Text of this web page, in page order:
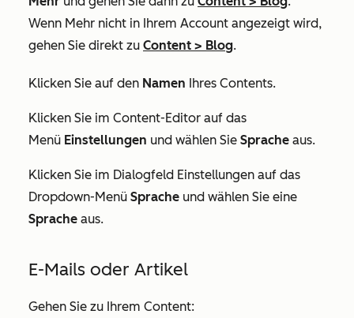
Wenn Mehr nicht in Ihrem Account angezeigt wird,
gehen Sie direkt zu Content > Blog.
Klicken Sie auf den Namen Ihres Contents.
Klicken Sie im Content-Editor auf das
Menü Einstellungen und wählen Sie Sprache aus.
Klicken Sie im Dialogfeld Einstellungen auf das
Dropdown-Menü Sprache und wählen Sie eine
Sprache aus.
E-Mails oder Artikel
Gehen Sie zu Ihrem Content: